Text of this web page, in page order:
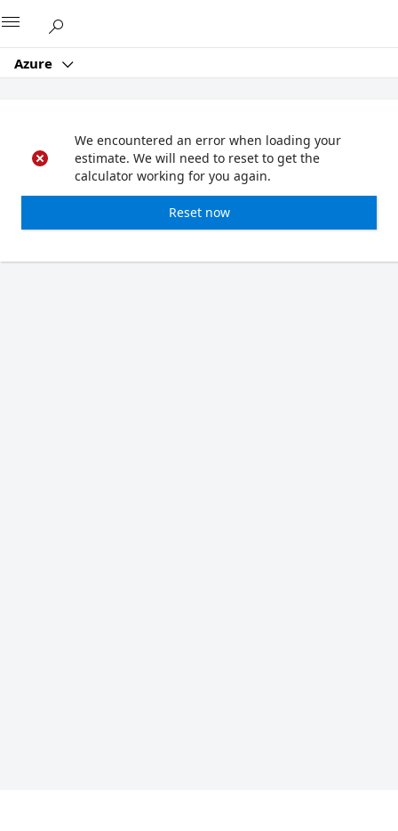
Azure
We encountered an error when loading your
estimate. We will need to reset to get the
calculator working for you again.
Reset now